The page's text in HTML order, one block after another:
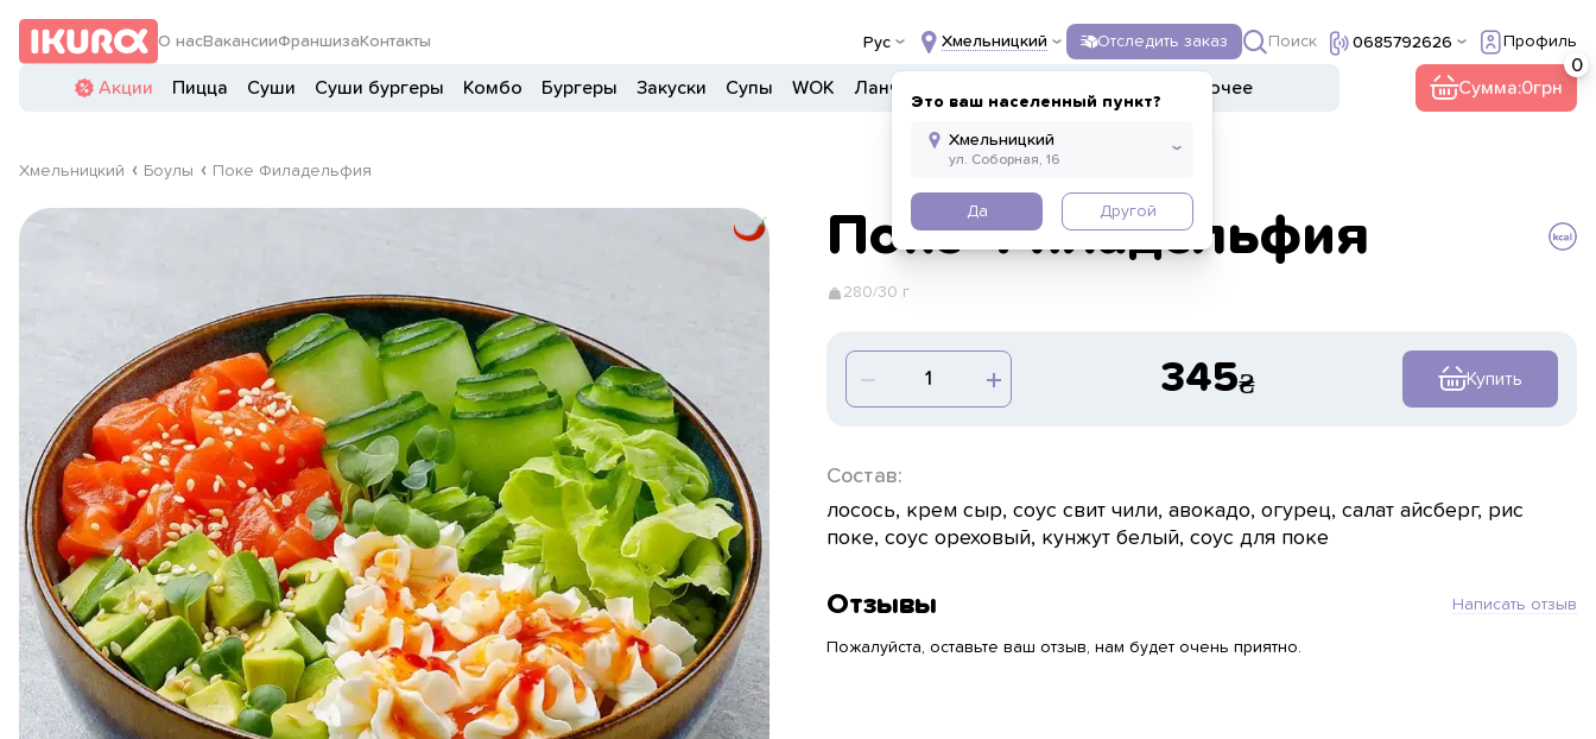
О насВакансииФраншиза Контакты Рус Хмельницкий
Это ваш населенный пункт?
Да Другой
Отследить заказ Поиск 0685792626 Профиль
Акции Пицца Суши Суши бургеры Комбо Бургеры Закуски Супы WOK Ланчи Прочее Сумма:0
Хмельницкий Боулы Поке Филадельфия
Поке Филадельфия
280/30 г
345 Купить
Состав:
лосось, крем сыр, соус свит чили, авокадо, огурец, салат айсберг, рис
поке, соус ореховый, кунжут белый, соус для поке
Отзывы Написать отзыв
Пожалуйста, оставьте ваш отзыв, нам будет очень приятно.